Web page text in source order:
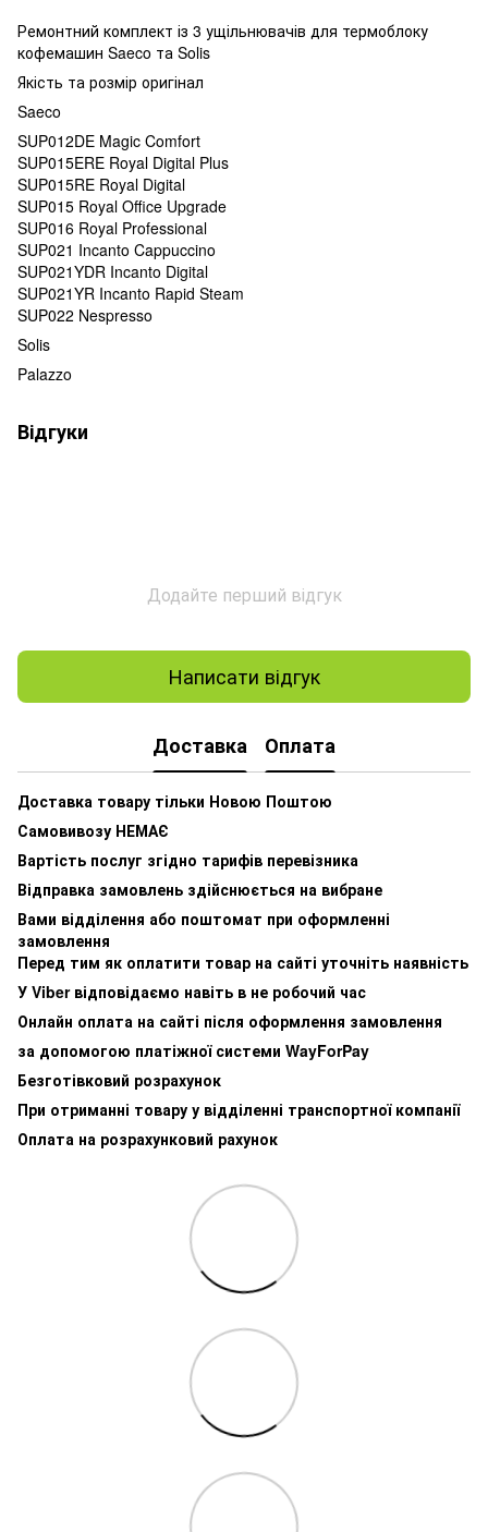
Ремонтний комплект із 3 ущільнювачів для термоблоку
кофемашин Saeco та Solis
Якість та розмір оригінал
Saeco
SUP012DE Magic Comfort
SUP015ERE Royal Digital Plus
SUP015RE Royal Digital
SUP015 Royal Office Upgrade
SUP016 Royal Professional
SUP021 Incanto Cappuccino
SUP021YDR Incanto Digital
SUP021YR Incanto Rapid Steam
SUP022 Nespresso
Solis
Palazzo
Відгуки
Додайте перший відгук
Написати відгук
Доставка Оплата
Доставка товару тільки Новою Поштою
Самовивозу НЕМАЄ
Вартість послуг згідно тарифів перевізника
Відправка замовлень здійснюється на вибране
Вами відділення або поштомат при оформленні
замовлення
Перед тим як оплатити товар на сайті уточніть наявність
У Viber відповідаємо навіть в не робочий час
Онлайн оплата на сайті після оформлення замовлення
за допомогою платіжної системи WayForPay
Безготівковий розрахунок
При отриманні товару у відділенні транспортної компанії
Оплата на розрахунковий рахунок